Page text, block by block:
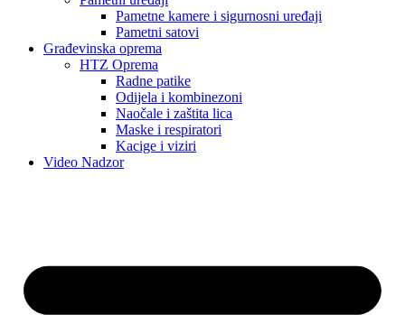
Pametne kamere i sigurnosni uređaji
Pametni satovi
Građevinska oprema
HTZ Oprema
Radne patike
Odijela i kombinezoni
Naočale i zaštita lica
Maske i respiratori
Kacige i viziri
Video Nadzor